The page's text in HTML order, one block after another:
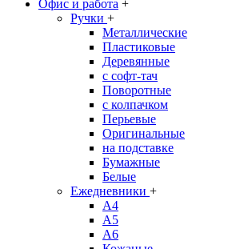
Офис и работа +
Ручки +
Металлические
Пластиковые
Деревянные
с софт-тач
Поворотные
с колпачком
Перьевые
Оригинальные
на подставке
Бумажные
Белые
Ежедневники +
A4
A5
A6